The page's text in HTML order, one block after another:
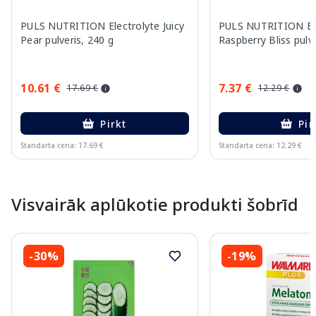
PULS NUTRITION Electrolyte Juicy
Pear pulveris, 240 g
10.61 € 17.69 €
Pirkt
Standarta cena: 17.69 €
PULS NUTRITION
Raspberry Bliss
7.37 € 12.29 €
Standarta cena: 12.29 €
Visvairāk aplūkotie produkti šobrīd
-30% -19%